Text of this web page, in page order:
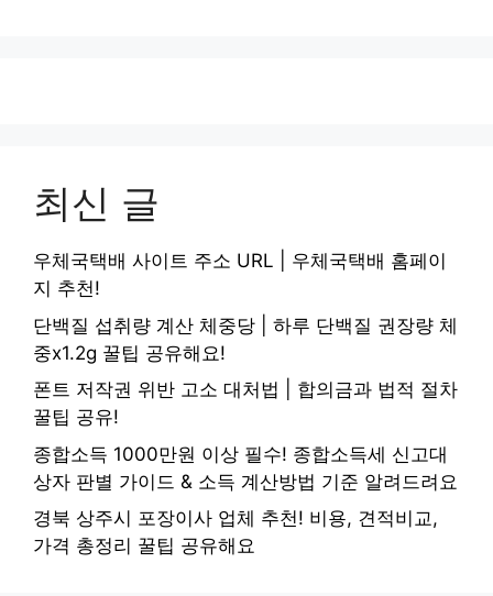
최신 글
우체국택배 사이트 주소 URL | 우체국택배 홈페이
지 추천!
단백질 섭취량 계산 체중당 | 하루 단백질 권장량 체
중x1.2g 꿀팁 공유해요!
폰트 저작권 위반 고소 대처법 | 합의금과 법적 절차
꿀팁 공유!
종합소득 1000만원 이상 필수! 종합소득세 신고대
상자 판별 가이드 & 소득 계산방법 기준 알려드려요
경북 상주시 포장이사 업체 추천! 비용, 견적비교,
가격 총정리 꿀팁 공유해요